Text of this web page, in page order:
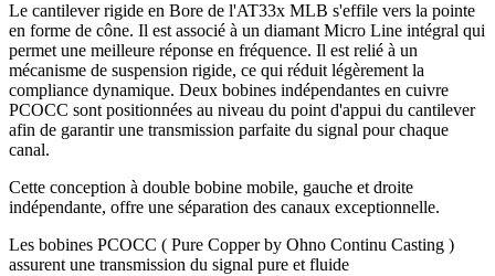
Le cantilever rigide en Bore de l'AT33x MLB s'effile vers la pointe
en forme de cône. Il est associé à un diamant Micro Line intégral qui
permet une meilleure réponse en fréquence. Il est relié à un
mécanisme de suspension rigide, ce qui réduit légèrement la
compliance dynamique. Deux bobines indépendantes en cuivre
PCOCC sont positionnées au niveau du point d'appui du cantilever
afin de garantir une transmission parfaite du signal pour chaque
canal.
Cette conception à double bobine mobile, gauche et droite
indépendante, offre une séparation des canaux exceptionnelle.
Les bobines PCOCC ( Pure Copper by Ohno Continu Casting )
assurent une transmission du signal pure et fluide